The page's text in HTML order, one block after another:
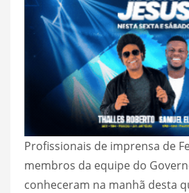
Profissionais de imprensa de
membros da equipe do
conheceram na manhã desta